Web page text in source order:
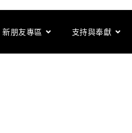
新朋友專區 支持與奉獻